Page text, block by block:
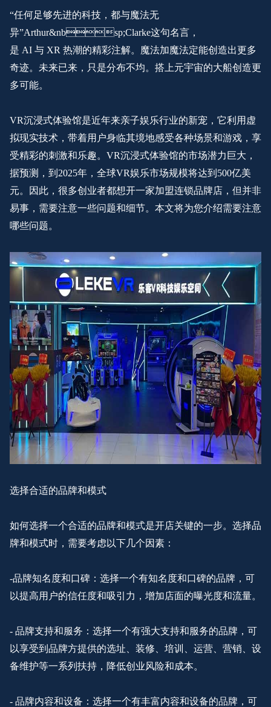
“任何足够先进的科技，都与魔法无
异”Arthur&nbsp;Clarke这句名言，
是 AI 与 XR 热潮的精彩注解。魔法加魔法定能创造出更多
奇迹。未来已来，只是分布不均。搭上元宇宙的大船创造更
多可能。
VR沉浸式体验馆是近年来亲子娱乐行业的新宠，它利用虚
拟现实技术，带着用户身临其境地感受各种场景和游戏，享
受精彩的刺激和乐趣。VR沉浸式体验馆的市场潜力巨大，
据预测，到2025年，全球VR娱乐市场规模将达到500亿美
元。因此，很多创业者都想开一家加盟连锁品牌店，但并非
易事，需要注意一些问题和细节。本文将为您介绍需要注意
哪些问题。
选择合适的品牌和模式
如何选择一个合适的品牌和模式是开店关键的一步。选择品
牌和模式时，需要考虑以下几个因素：
-品牌知名度和口碑：选择一个有知名度和口碑的品牌，可
以提高用户的信任度和吸引力，增加店面的曝光度和流量。
- 品牌支持和服务：选择一个有强大支持和服务的品牌，可
以享受到品牌方提供的选址、装修、培训、运营、营销、设
备维护等一系列扶持，降低创业风险和成本。
- 品牌内容和设备：选择一个有丰富内容和设备的品牌，可